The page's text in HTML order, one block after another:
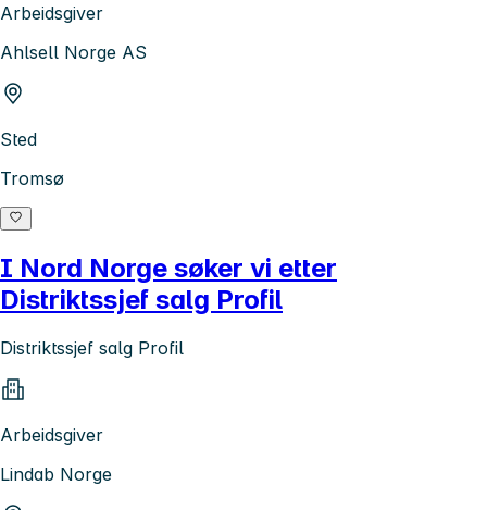
Arbeidsgiver
Ahlsell Norge AS
Sted
Tromsø
I Nord Norge søker vi etter
Distriktssjef salg Profil
Distriktssjef salg Profil
Arbeidsgiver
Lindab Norge